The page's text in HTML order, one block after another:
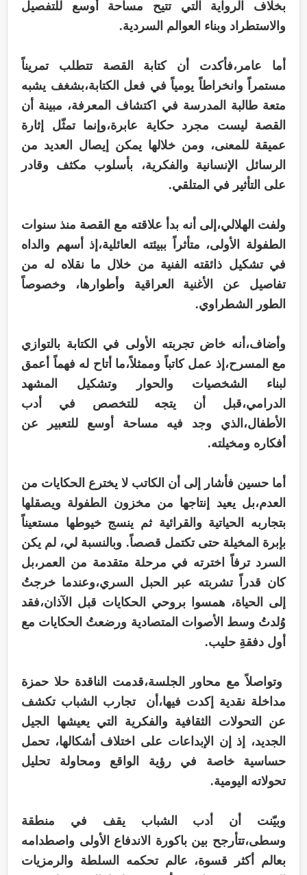
بخلاف الرواية التي تتيح مساحة أوسع للتفصيل
والاستطراد وبناء العوالم السردية.
أما عامر،فأكدت أن كتابة القصة تتطلب تمريناً
مستمراً وانخراطاً يومياً في فعل الكتابة،بشغف يشبه
متعة طالبة المدرسة في اكتشاف المعرفة، مبينة أن
القصة ليست مجرد حكاية عابرة،وإنما تمثّل إثارة
عميقة للمعنى، ومن خلالها يمكن إيصال العديد من
الرسائل الإنسانية والفكرية، بأسلوب مكثف وقادر
على التأثير في المتلقي.
ولفت الهلالي،إلى أنه بدأ علاقته مع القصة منذ سنوات
الطفولة الأولى، متأثراً ببيئته العائلية،إذ أسهم والداه
في تشكيل ذائقته الفنية من خلال ما نقلاه له من
تفاصيل عن الأغنية العراقية وأطوارها، وخصوصاً
الطور الشطراوي.
وأضاف،أنه خاض تجربته الأولى في الكتابة بالتوازي
مع المسرح،إذ عمل كاتباً وممثلاً،ما أتاح له فهماً أعمق
لبناء الشخصيات والحوار وتشكيل المشهد
الدرامي،قبل أن يتجه للتخصص في أدب
الأطفال،الذي وجد فيه مساحة أوسع للتعبير عن
أفكاره ومخيلته.
أما حسين فأشار إلى أن الكاتب لا يخترع الحكايات من
العدم،بل يعيد إنتاجها من مخزون الطفولة ويصقلها
بتجاربه الحياتية والقرائية ثم ينسج خيوطها مستعيناً
بإبرة المخيلة حتى تكتمل قصصاً. وبالنسبة لي، لم يكن
السرد ترفاً اخترته في مرحلة متقدمة من العمر،بل
كان قدراً تشربته عبر الحبل السري،وعندما خرجتُ
إلى الحياة، همسوا بروحي الحكايات قبل الآذان،فقد
وُلدتُ وسط الأصوات المتصادية ورضعتُ الحكايات مع
أول دفقةِ حليب.
وتواصلاً مع محاور الجلسة،قدمت الناقدة حلا حمزة
مداخلة نقدية إكدت فيها،أن تجارب الشباب تكشف
عن التحولات الثقافية والفكرية التي يعيشها الجيل
الجديد، إذ إن الإبداعات على اختلاف أشكالها، تحمل
حساسية خاصة في رؤية الواقع ومحاولة تحليل
تحولاته اليومية.
وبيّنت أن أدب الشباب يقف في منطقة
وسطى،تتأرجح بين باكورة الاندفاع الأولى واصطدامه
بعالم أكثر قسوة، عالم تحكمه السلطة والرمزيات